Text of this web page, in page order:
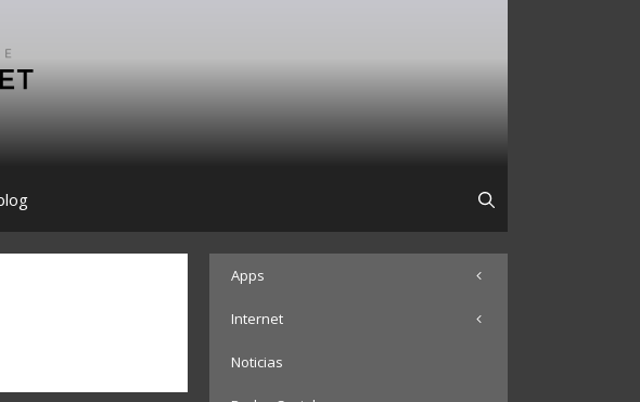
Apps
Internet
Noticias